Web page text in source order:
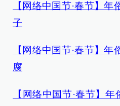
【网络中国节·春节】
子
【网络中国节·春节】
腐
【网络中国节·春节】